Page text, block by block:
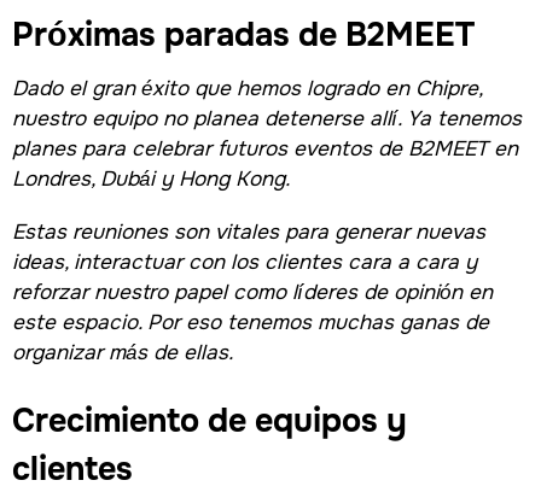
Próximas paradas de B2MEET
Dado el gran éxito que hemos logrado en Chipre,
nuestro equipo no planea detenerse allí. Ya tenemos
planes para celebrar futuros eventos de B2MEET en
Londres, Dubái y Hong Kong.
Estas reuniones son vitales para generar nuevas
ideas, interactuar con los clientes cara a cara y
reforzar nuestro papel como líderes de opinión en
este espacio. Por eso tenemos muchas ganas de
organizar más de ellas.
Crecimiento de equipos y
clientes